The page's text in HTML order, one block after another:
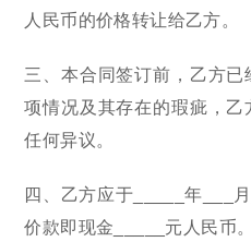
人民币的价格转让给乙方。
三、本合同签订前，乙方
项情况及其存在的瑕疵，
任何异议。
四、乙方应于_____年___
价款即现金_____元人民币。